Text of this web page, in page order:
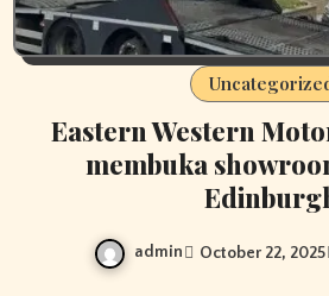
Eastern Western
membuka
admin October 22, 2025